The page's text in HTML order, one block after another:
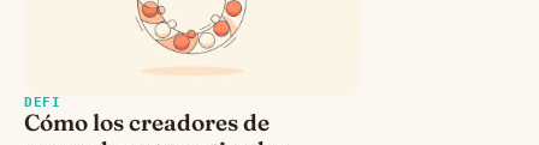
DEFI
Cómo los creadores de